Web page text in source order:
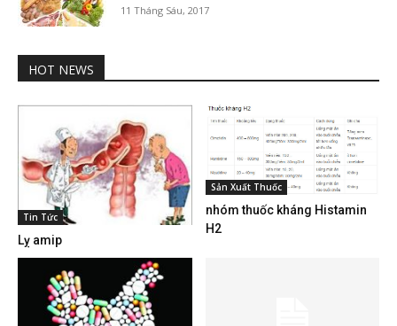
11 Tháng Sáu, 2017
HOT NEWS
Tin Tức
Lỵ amip
Sản Xuất Thuốc
nhóm thuốc kháng Histamin
H2